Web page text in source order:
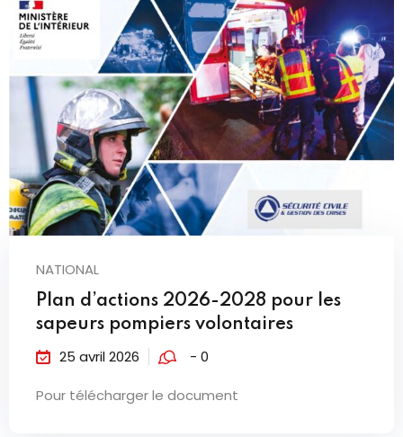
NATIONAL
Plan d’actions 2026-2028 pour les
sapeurs pompiers volontaires
25 avril 2026 - 0
Pour télécharger le document